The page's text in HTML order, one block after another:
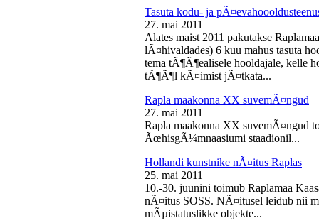
Tasuta kodu- ja
27. mai 2011
Alates maist 2011 pakutakse
lÃ¤hivaldades) 6 kuu mahus tasuta
tema tÃ¶Ã¶ealisele hooldajale, kelle
tÃ¶Ã¶l kÃ¤imist jÃ¤tkata...
Rapla maakonna XX suvemÃ¤ngud
27. mai 2011
Rapla maakonna XX suvemÃ¤ngud
ÃœhisgÃ¼mnaasiumi staadionil...
Hollandi kunstnike nÃ¤itus Raplas
25. mai 2011
10.-30. juunini toimub Raplamaa
nÃ¤itus SOSS. NÃ¤itusel leidub nii
mÃµistatuslikke objekte...